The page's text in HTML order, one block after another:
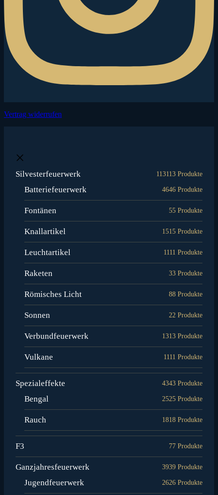
Vertrag widerrufen
Silvesterfeuerwerk 113113 Produkte
Batteriefeuerwerk 4646 Produkte
Fontänen 55 Produkte
Knallartikel 1515 Produkte
Leuchtartikel 1111 Produkte
Raketen 33 Produkte
Römisches Licht 88 Produkte
Sonnen 22 Produkte
Verbundfeuerwerk 1313 Produkte
Vulkane 1111 Produkte
Spezialeffekte 4343 Produkte
Bengal 2525 Produkte
Rauch 1818 Produkte
F3 77 Produkte
Ganzjahresfeuerwerk 3939 Produkte
Jugendfeuerwerk 2626 Produkte